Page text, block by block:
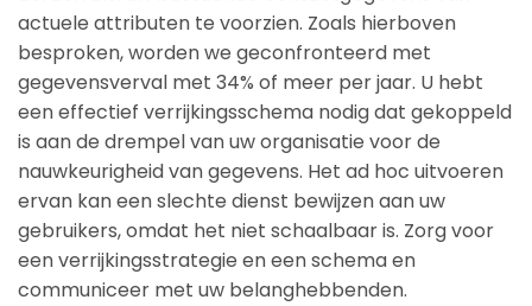
actuele attributen te voorzien. Zoals hierboven
besproken, worden we geconfronteerd met
gegevensverval met 34% of meer per jaar. U hebt
een effectief verrijkingsschema nodig dat gekoppeld
is aan de drempel van uw organisatie voor de
nauwkeurigheid van gegevens. Het ad hoc uitvoeren
ervan kan een slechte dienst bewijzen aan uw
gebruikers, omdat het niet schaalbaar is. Zorg voor
een verrijkingsstrategie en een schema en
communiceer met uw belanghebbenden.